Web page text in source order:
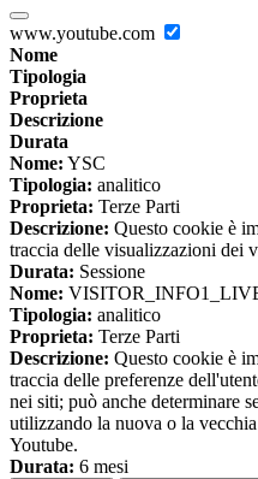
www.youtube.com
Nome
Tipologia
Proprieta
Descrizione
Durata
Nome: YSC
Tipologia: analitico
Proprieta: Terze Parti
Descrizione: Questo cookie è
traccia delle visualizzazioni dei
Durata: Sessione
Nome:
Tipologia: analitico
Proprieta: Terze Parti
Descrizione: Questo cookie è
traccia delle preferenze
nei siti; può anche determinare
utilizzando la nuova o la
Youtube.
Durata: 6 mesi